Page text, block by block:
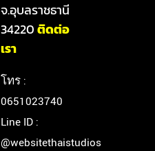
จ.อุบลราชธานี
34220ติดต่อ
เรา
โทร :
0651023740
Line ID :
@websitethaistudios